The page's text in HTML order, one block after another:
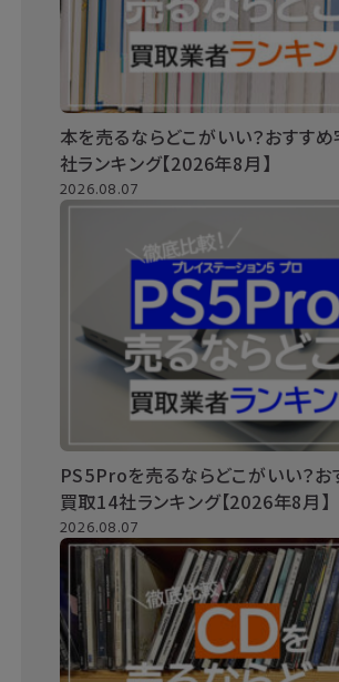
本を売るならどこがいい？おすす
社ランキング【2026年8月】
2026.08.07
PS5Proを売るならどこがいい？お
買取14社ランキング【2026年8月】
2026.08.07